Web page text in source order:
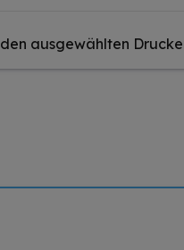
ausgewählten